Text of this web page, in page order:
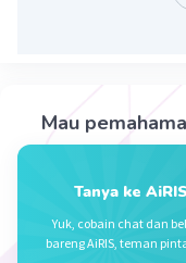
x-110=210
Jadi x=320
Beri Rating·
Mau
Tanya ke AiRIS
Yuk, cobain chat dan
bareng AiRIS, teman